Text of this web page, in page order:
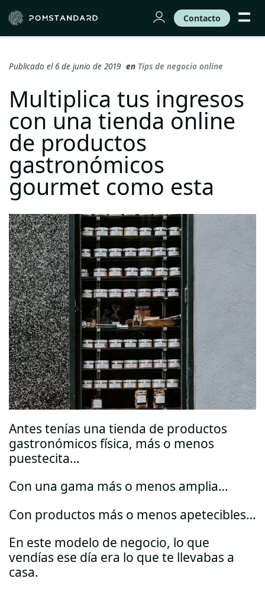
Contacto
Publicado el 6 de junio de 2019 en Tips de negocio online
Multiplica tus ingresos
con una tienda online
de productos
gastronómicos
gourmet como esta
Antes tenías una tienda de productos
gastronómicos física, más o menos
puestecita…
Con una gama más o menos amplia…
Con productos más o menos apetecibles…
En este modelo de negocio, lo que
vendías ese día era lo que te llevabas a
casa.